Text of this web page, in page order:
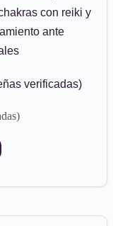
con reiki y
ante
verificadas)